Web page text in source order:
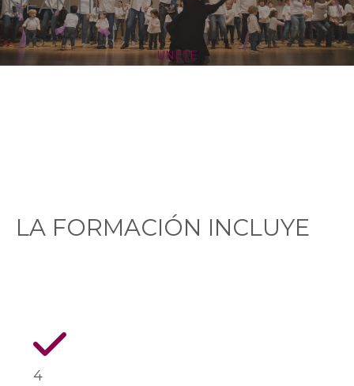
ÚNETE
LA FORMACIÓN INCLUYE
4